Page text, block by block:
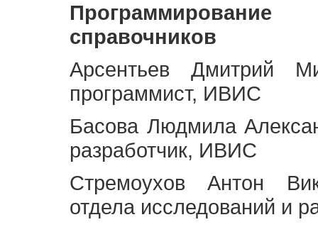
Программирование
справочников
Арсентьев Дмитрий
программист, ИВИС
Басова Людмила
разработчик, ИВИС
Стремоухов Антон
отдела исследований и